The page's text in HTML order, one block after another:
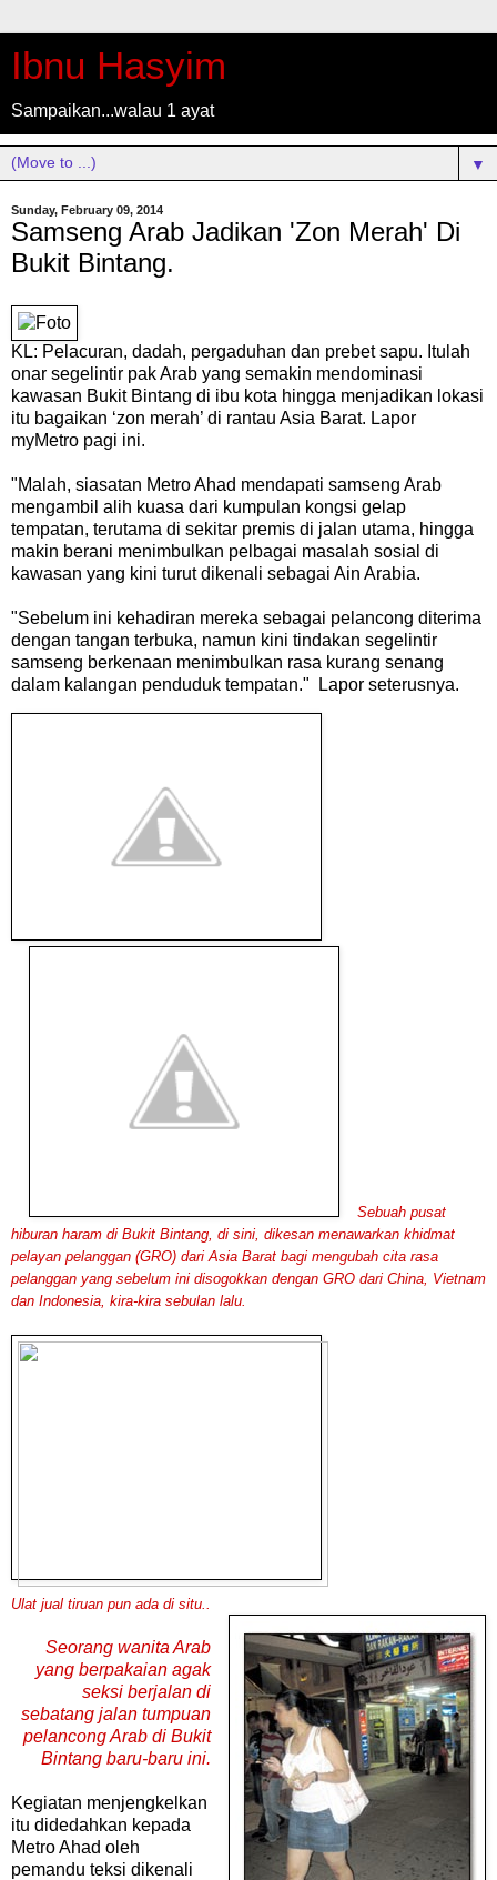
Ibnu Hasyim
Sampaikan...walau 1 ayat
▼
Sunday, February 09, 2014
Samseng Arab Jadikan 'Zon Merah' Di
Bukit Bintang.
KL: Pelacuran, dadah, pergaduhan dan prebet sapu. Itulah
onar segelintir pak Arab yang semakin mendominasi
kawasan Bukit Bintang di ibu kota hingga menjadikan lokasi
itu bagaikan ‘zon merah’ di rantau Asia Barat. Lapor
myMetro pagi ini.
"Malah, siasatan Metro Ahad mendapati samseng Arab
mengambil alih kuasa dari kumpulan kongsi gelap
tempatan, terutama di sekitar premis di jalan utama, hingga
makin berani menimbulkan pelbagai masalah sosial di
kawasan yang kini turut dikenali sebagai Ain Arabia.
"Sebelum ini kehadiran mereka sebagai pelancong diterima
dengan tangan terbuka, namun kini tindakan segelintir
samseng berkenaan menimbulkan rasa kurang senang
dalam kalangan penduduk tempatan." Lapor seterusnya.
Sebuah pusat
hiburan haram di Bukit Bintang, di sini, dikesan menawarkan khidmat
pelayan pelanggan (GRO) dari Asia Barat bagi mengubah cita rasa
pelanggan yang sebelum ini disogokkan dengan GRO dari China, Vietnam
dan Indonesia, kira-kira sebulan lalu.
Ulat jual tiruan pun ada di situ..
Seorang wanita Arab
yang berpakaian agak
seksi berjalan di
sebatang jalan tumpuan
pelancong Arab di Bukit
Bintang baru-baru ini.
Kegiatan menjengkelkan
itu didedahkan kepada
Metro Ahad oleh
pemandu teksi dikenali